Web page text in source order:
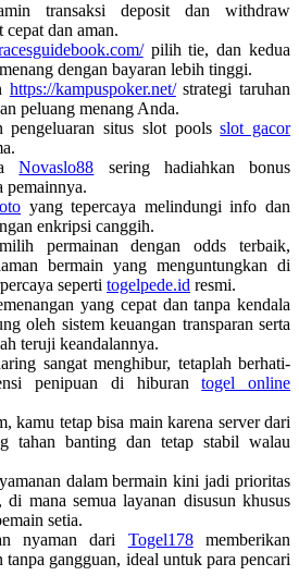
transaksi deposit dan withdraw
cepat dan aman.
pilih tie, dan kedua
dengan bayaran lebih tinggi.
https://kampuspoker.net/strategi taruhan
peluang menang Anda.
pengeluaran situs slot poolsslot gacor
Novaslo88 sering hadiahkan bonus
pemainnya.
yang tepercaya melindungi info dan
enkripsi canggih.
permainan dengan odds terbaik,
bermain yang menguntungkan di
seperti togelpede.id resmi.
yang cepat dan tanpa kendala
oleh sistem keuangan transparan serta
teruji keandalannya.
sangat menghibur, tetaplah berhati-
penipuan di hiburantogel online
kamu tetap bisa main karena server dari
tahan banting dan tetap stabil walau
dalam bermain kini jadi prioritas
di mana semua layanan disusun khusus
setia.
nyaman dari Togel178memberikan
tanpa gangguan, ideal untuk para pencari